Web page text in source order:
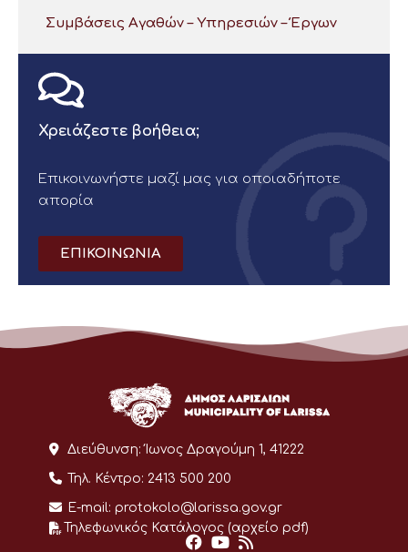
Συμβάσεις Αγαθών – Υπηρεσιών – Έργων
Χρειάζεστε βοήθεια;
Επικοινωνήστε μαζί μας για οποιαδήποτε
απορία
ΕΠΙΚΟΙΝΩΝΙΑ
Διεύθυνση: Ίωνος Δραγούμη 1, 41222
Τηλ. Κέντρο: 2413 500 200
E-mail: protokolo@larissa.gov.gr
Τηλεφωνικός Κατάλογος (αρχείο pdf)